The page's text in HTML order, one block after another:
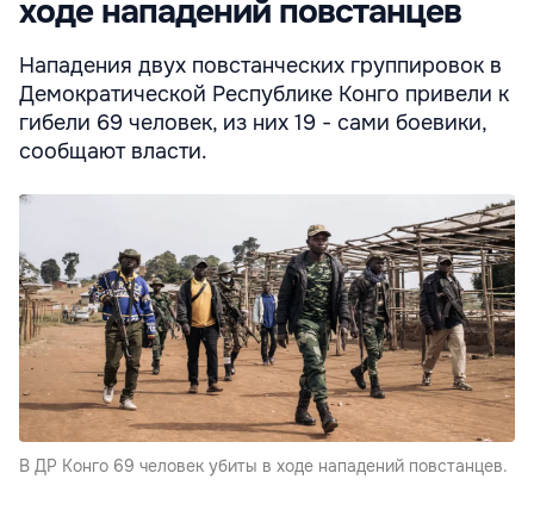
ходе нападений повстанцев
Нападения двух повстанческих группировок в
Демократической Республике Конго привели к
гибели 69 человек, из них 19 - сами боевики,
сообщают власти.
В ДР Конго 69 человек убиты в ходе нападений повстанцев.